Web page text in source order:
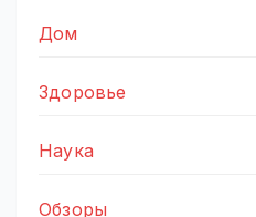
Дом
Здоровье
Наука
Обзоры